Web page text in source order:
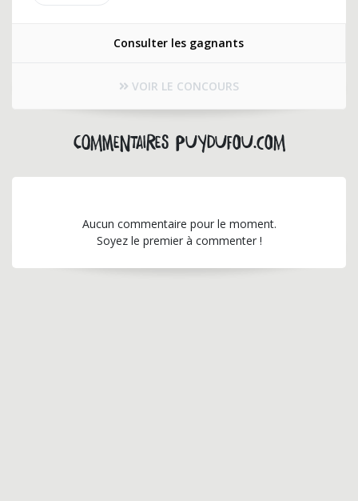
Consulter les gagnants
VOIR LE CONCOURS
Commentaires puydufou.com
Aucun commentaire pour le moment.
Soyez le premier à commenter !